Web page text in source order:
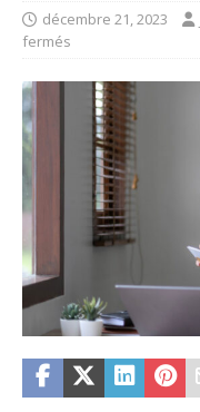
décembre 21, 2023
fermés